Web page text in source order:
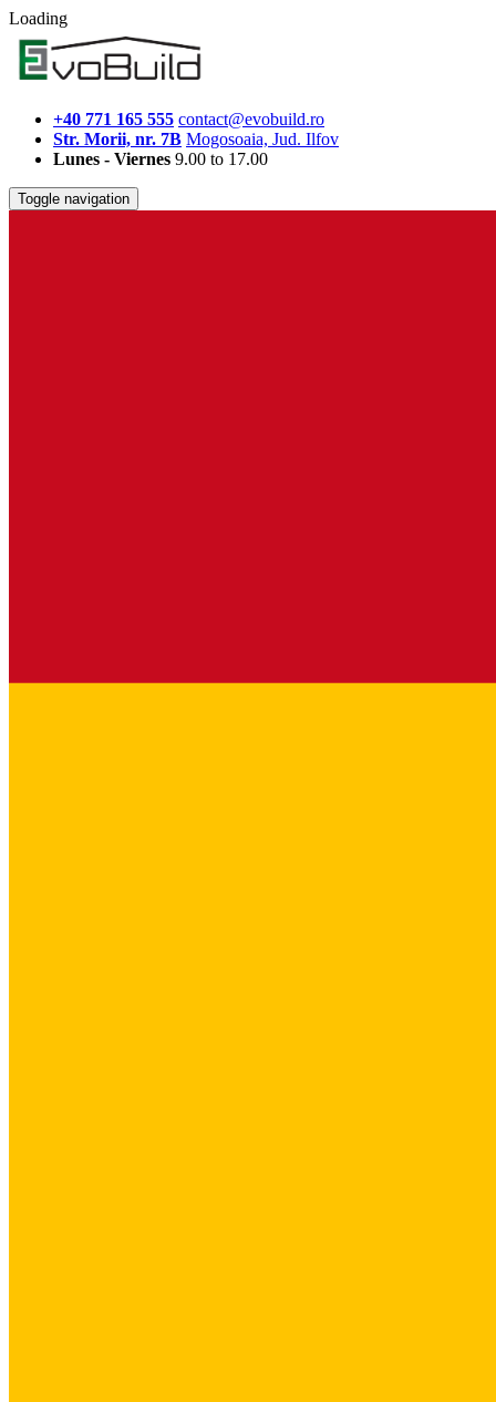
Loading
+40 771 165 555 contact@evobuild.ro
Str. Morii, nr. 7B Mogosoaia, Jud. Ilfov
Lunes - Viernes 9.00 to 17.00
Toggle navigation